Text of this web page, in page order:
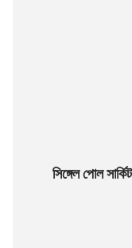
সিঙ্গেল পোল